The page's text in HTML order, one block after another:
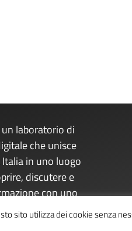
laboratorio di
che unisce
in uno luogo
discutere e
con uno
dal futuro.
sito utilizza dei cookie senza